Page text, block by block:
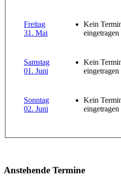
Freitag
31. Mai
Kein
eingetragen
Samstag
01. Juni
Kein
eingetragen
Sonntag
02. Juni
Kein
eingetragen
Anstehende Termine